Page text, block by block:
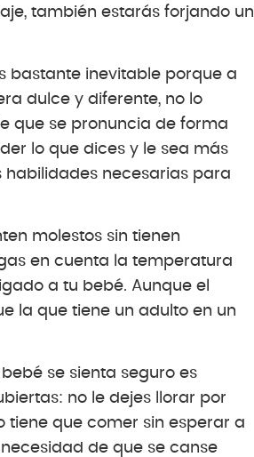
también estarás forjando un
bastante inevitable porque a
dulce y diferente, no lo
que se pronuncia de forma
lo que dices y le sea más
necesarias para
molestos sin tienen
en cuenta la temperatura
a tu bebé. Aunque el
la que tiene un adulto en un
se sienta seguro es
no le dejes llorar por
tiene que comer sin esperar a
de que se canse